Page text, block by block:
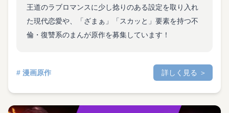
王道のラブロマンスに少し捻りのある設定を取り入れ
た現代恋愛や、「ざまぁ」「スカッと」要素を持つ不
倫・復讐系のまんが原作を募集しています！
# 漫画原作 詳しく見る ＞